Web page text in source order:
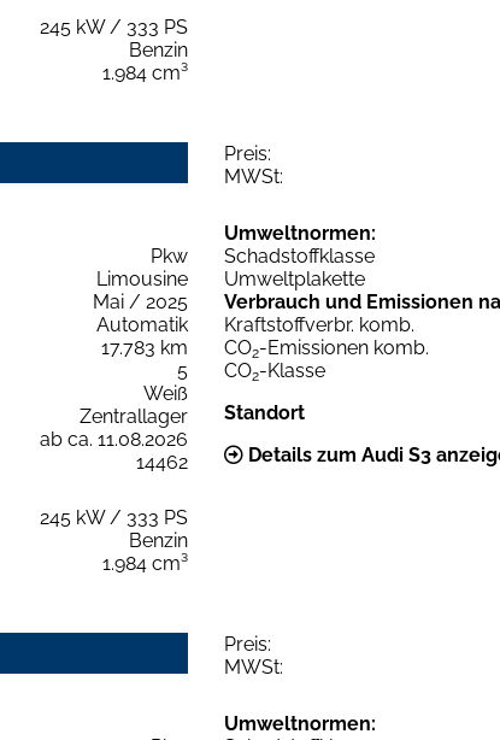
245 kW / 333 PS
Benzin
1.984 cm³
Preis:
MWSt:
Pkw
Limousine
Mai / 2025
Automatik
17.783 km
5
Weiß
Zentrallager
ab ca. 11.08.2026
14462
245 kW / 333 PS
Benzin
1.984 cm³
Umweltnormen:
Schadstoffklasse
Umweltplakette
Verbrauch und Emissionen
Kraftstoffverbr. komb.
CO2-Emissionen komb.
CO2-Klasse
Standort
Details zum Audi S3
Preis:
MWSt:
Umweltnormen: